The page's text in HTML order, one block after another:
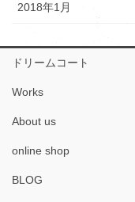
2018年1月
ドリームコート
Works
About us
online shop
BLOG